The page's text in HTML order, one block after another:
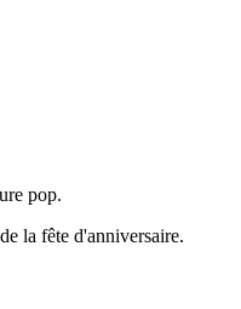
pop.
la fête d'anniversaire.